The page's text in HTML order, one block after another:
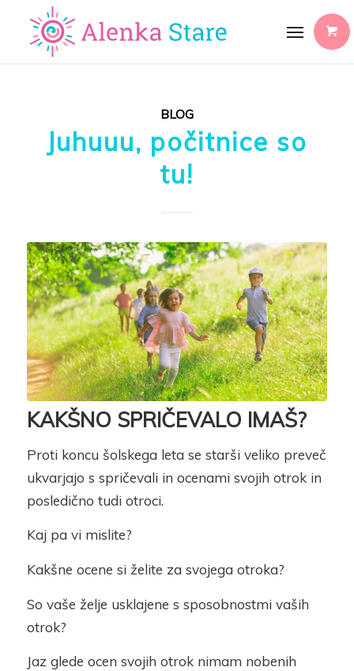
BLOG
Juhuuu, počitnice so
tu!
KAKŠNO SPRIČEVALO IMAŠ?
Proti koncu šolskega leta se starši veliko preveč
ukvarjajo s spričevali in ocenami svojih otrok in
posledično tudi otroci.
Kaj pa vi mislite?
Kakšne ocene si želite za svojega otroka?
So vaše želje usklajene s sposobnostmi vaših
otrok?
Jaz glede ocen svojih otrok nimam nobenih